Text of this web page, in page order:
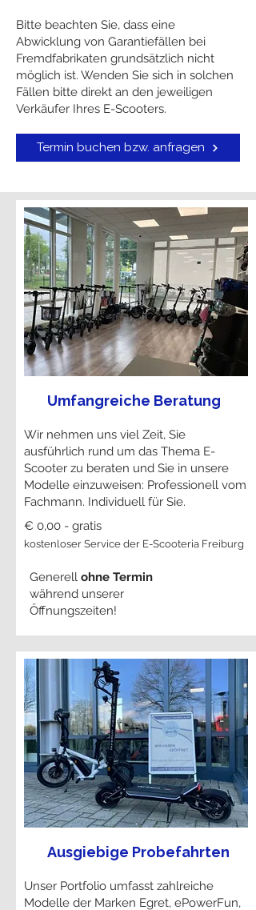
Bitte beachten Sie, dass eine
Abwicklung von Garantiefällen bei
Fremdfabrikaten grundsätzlich nicht
möglich ist. Wenden Sie sich in solchen
Fällen bitte direkt an den jeweiligen
Verkäufer Ihres E-Scooters.
Termin buchen bzw. anfragen
Umfangreiche Beratung
Wir nehmen uns viel Zeit, Sie
ausführlich rund um das Thema E-
Scooter zu beraten und Sie in unsere
Modelle einzuweisen: Professionell vom
Fachmann. Individuell für Sie.
€ 0,00 - gratis
kostenloser Service der E-Scooteria Freiburg
Generell ohne Termin
während unserer
Öffnungszeiten!
Ausgiebige Probefahrten
Unser Portfolio umfasst zahlreiche
Modelle der Marken Egret, ePowerFun,